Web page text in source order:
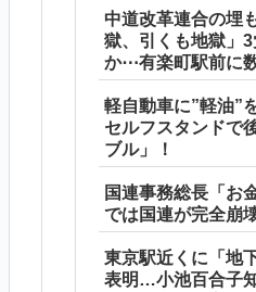
中道改革連合の埋
獄、引くも地獄」
か⋯有楽町駅前に
軽自動車に”軽油”
セルフスタンドで
ブル」！
国連事務総長「お
では国連が完全崩
東京駅近くに「地
表明…小池百合子